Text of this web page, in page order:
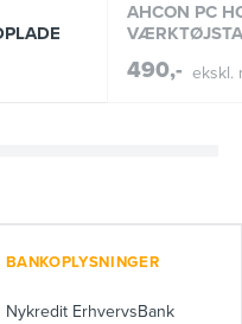
AHCON PC
490,- ekskl.
BANKOPLYSNINGER
Nykredit ErhvervsBank